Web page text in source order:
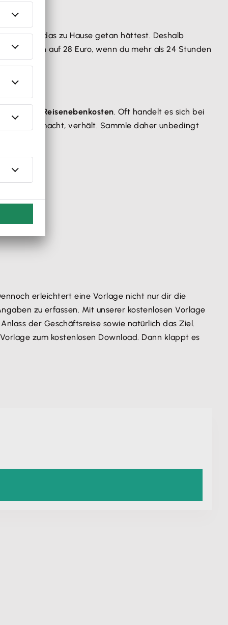
als du das zu Hause getan hättest. Deshalb
sich auf 28 Euro, wenn du mehr als 24 Stunden
die Reisenebenkosten. Oft handelt es sich bei
Mist macht, verhält. Sammle daher unbedingt
erleichtert eine Vorlage nicht nur dir die
zu erfassen. Mit unserer kostenlosen Vorlage
der Geschäftsreise sowie natürlich das Ziel.
zum kostenlosen Download. Dann klappt es